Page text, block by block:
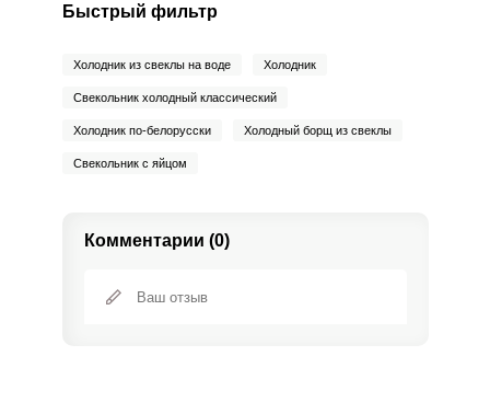
Быстрый фильтр
Холодник из свеклы на воде Холодник
Свекольник холодный классический
Холодник по-белорусски Холодный борщ из свеклы
Свекольник с яйцом
Комментарии (0)